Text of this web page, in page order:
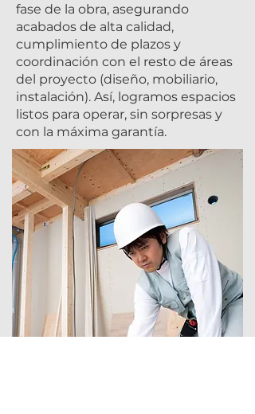
fase de la obra, asegurando
acabados de alta calidad,
cumplimiento de plazos y
coordinación con el resto de áreas
del proyecto (diseño, mobiliario,
instalación). Así, logramos espacios
listos para operar, sin sorpresas y
con la máxima garantía.